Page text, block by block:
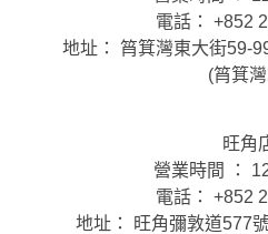
電話： +852
地址： 筲箕灣東大街59-
(筲箕灣站
旺角
營業時間 ：
電話： +852
地址： 旺角彌敦道577